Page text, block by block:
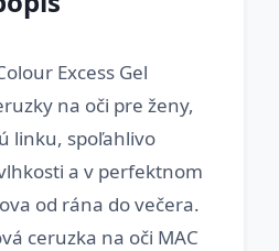
Excess Gel
na oči pre ženy,
linku, spoľahlivo
a v perfektnom
od rána do večera.
ceruzka na oči MAC